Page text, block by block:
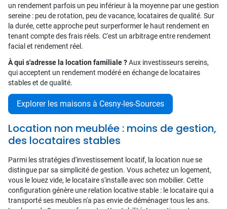
un rendement parfois un peu inférieur à la moyenne par une gestion
sereine : peu de rotation, peu de vacance, locataires de qualité. Sur
la durée, cette approche peut surperformer le haut rendement en
tenant compte des frais réels. C'est un arbitrage entre rendement
facial et rendement réel.
À qui s'adresse la location familiale ?Aux investisseurs sereins,
qui acceptent un rendement modéré en échange de locataires
stables et de qualité.
Explorer les maisons à Cesny-les-Sources
Location non meublée : moins de gestion,
des locataires stables
Parmi les stratégies d'investissement locatif, la location nue se
distingue par sa simplicité de gestion. Vous achetez un logement,
vous le louez vide, le locataire s'installe avec son mobilier. Cette
configuration génère une relation locative stable : le locataire qui a
transporté ses meubles n'a pas envie de déménager tous les ans.